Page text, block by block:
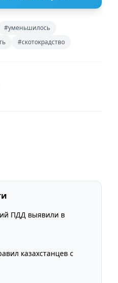
#уменьшилось
#скотокрадство
ПДД выявили в
казахстанцев с